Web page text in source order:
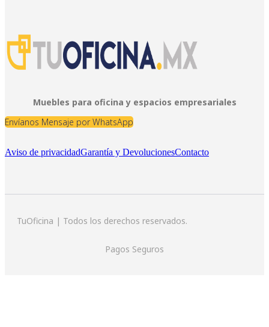
Muebles para oficina y espacios empresariales
Envíanos Mensaje por WhatsApp
Aviso de privacidadGarantía y DevolucionesContacto
TuOficina | Todos los derechos reservados.
Pagos Seguros